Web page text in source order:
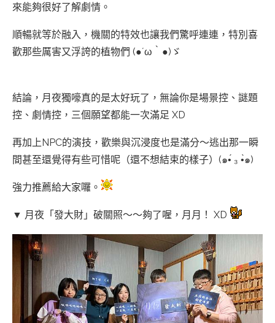
來能夠很好了解劇情。
順暢就等於融入，機關的特效也讓我們驚呼連連，特別喜
歡那些厲害又浮誇的植物們 (●´ω｀●)ゞ
結論，月夜獨嚎真的是太好玩了，無論你是場景控、謎題
控、劇情控，三個願望都能一次滿足 XD
再加上NPC的演技，歡樂與沉浸度也是滿分～逃出那一瞬
間甚至還覺得有些可惜呢（還不想結束的樣子）(๑•́ ₃ •̀๑)
強力推薦給大家囉。
▼ 月夜「發大財」破關照～～夠了喔，月月！ XD